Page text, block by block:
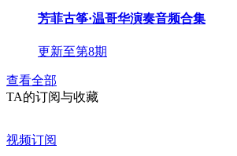
芳菲古筝·温哥华演奏音频合集
更新至第8期
查看全部
TA的订阅与收藏
视频订阅